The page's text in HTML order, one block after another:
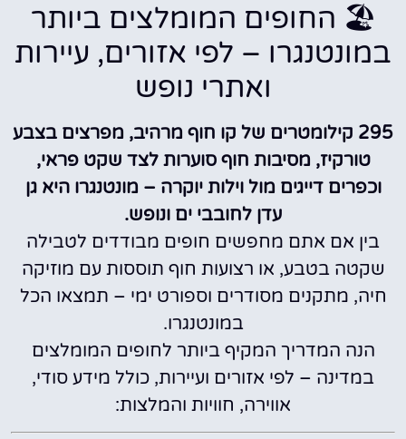
🏖️ החופים המומלצים ביותר
במונטנגרו – לפי אזורים, עיירות
ואתרי נופש
295 קילומטרים של קו חוף מרהיב, מפרצים בצבע
טורקיז, מסיבות חוף סוערות לצד שקט פראי,
וכפרים דייגים מול וילות יוקרה – מונטנגרו היא גן
עדן לחובבי ים ונופש.
בין אם אתם מחפשים חופים מבודדים לטבילה
שקטה בטבע, או רצועות חוף תוססות עם מוזיקה
חיה, מתקנים מסודרים וספורט ימי – תמצאו הכל
במונטנגרו.
הנה המדריך המקיף ביותר לחופים המומלצים
במדינה – לפי אזורים ועיירות, כולל מידע סודי,
אווירה, חוויות והמלצות: